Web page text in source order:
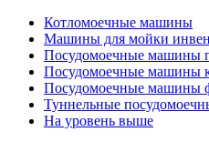
Котломоечные машины
Машины для мойки
Посудомоечные машины
Посудомоечные машины
Посудомоечные машины
Туннельные
На уровень выше